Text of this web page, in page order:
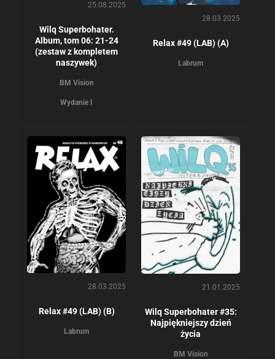
25.08.2025
Wilq Superbohater.
Album, tom 06: 21-24
(zestaw z kompletem
naszywek)
BM Vision
Wydanie I
28.03.2025
Relax #49 (LAB) (A)
Labrum
28.03.2025
Relax #49 (LAB) (B)
Labrum
21.01.2025
Wilq Superbohater #35:
Najpiękniejszy dzień
życia
BM Vision